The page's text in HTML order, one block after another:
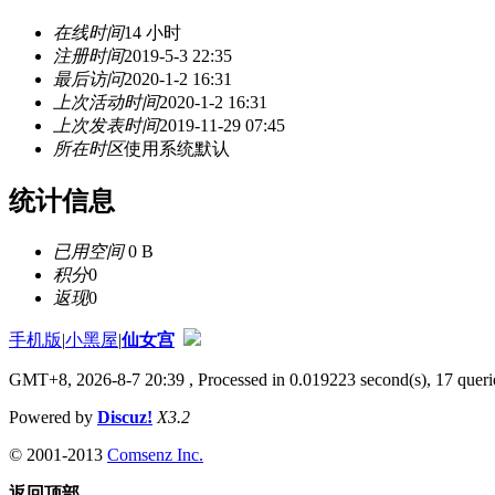
在线时间14 小时
注册时间2019-5-3 22:35
最后访问2020-1-2 16:31
上次活动时间2020-1-2 16:31
上次发表时间2019-11-29 07:45
所在时区使用系统默认
统计信息
已用空间0 B
积分0
返现0
手机版|小黑屋|仙女宫
GMT+8, 2026-8-7 20:39 , Processed in 0.019223 second(s), 17
Powered by Discuz! X3.2
© 2001-2013 Comsenz Inc.